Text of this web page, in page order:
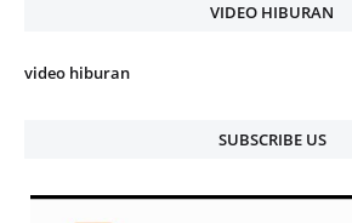
VIDEO HIBURAN
video hiburan
SUBSCRIBE US